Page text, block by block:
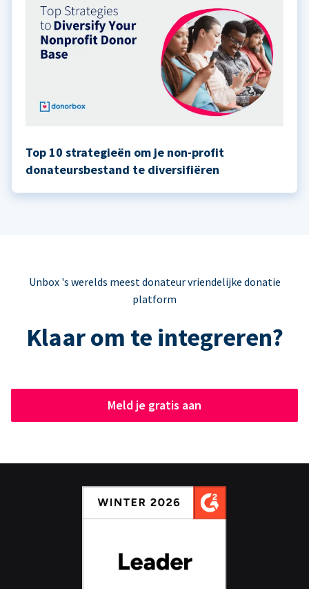
Top 10 strategieën om je non-profit
donateursbestand te diversifiëren
Unbox 's werelds meest donateur vriendelijke donatie
platform
Klaar om te integreren?
Meld je gratis aan